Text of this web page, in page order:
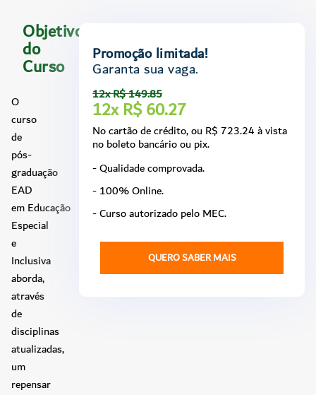
Objetivo
do
Curso
O
curso
de
pós-
graduação
EAD
em Educação
Especial
e
Inclusiva
aborda,
através
de
disciplinas
atualizadas,
um
repensar
Promoção limitada!
Garanta sua vaga.
12x R$ 149.85
12x R$ 60.27
No cartão de crédito, ou R$ 723.24 à vista
no boleto bancário ou pix.
- Qualidade comprovada.
- 100% Online.
- Curso autorizado pelo MEC.
QUERO SABER MAIS